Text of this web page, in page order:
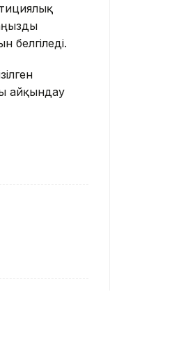
белгіледі.
айқындау